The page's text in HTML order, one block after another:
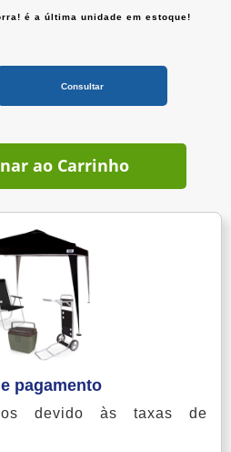
é a última unidade em estoque!
Consultar
ao Carrinho
pagamento
devido às taxas de